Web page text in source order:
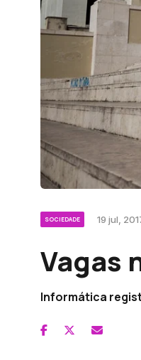
SOCIEDADE 19 jul,
Vagas
Informática